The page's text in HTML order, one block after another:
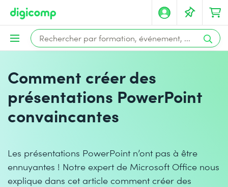
Comment créer des
présentations PowerPoint
convaincantes
Les présentations PowerPoint n’ont pas à être
ennuyantes ! Notre expert de Microsoft Office nous
explique dans cet article comment créer des